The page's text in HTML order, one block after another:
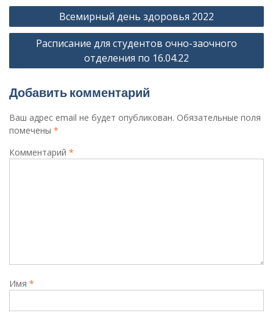
Навигация
по
записям
Всемирный день здоровья 2022
Расписание для студентов очно-заочного
отделения по 16.04.22
Добавить комментарий
Ваш адрес email не будет опубликован. Обязательные поля
помечены *
Комментарий *
Имя *